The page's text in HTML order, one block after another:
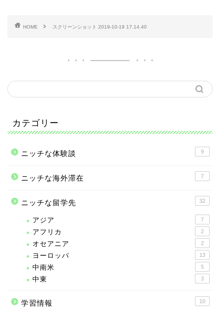
HOME スクリーンショット 2019-10-19 17.14.40
カテゴリー
ニッチな体験談 9
ニッチな海外滞在 7
ニッチな留学先 32
アジア 7
アフリカ 2
オセアニア 2
ヨーロッパ 13
中南米 5
中東 3
学習情報 10